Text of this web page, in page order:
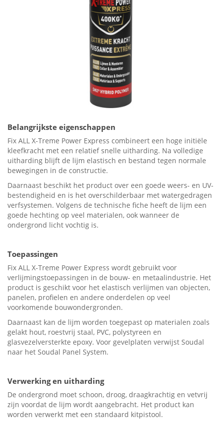
Belangrijkste eigenschappen
Fix ALL X-Treme Power Express combineert een hoge initiële
kleefkracht met een relatief snelle uitharding. Na volledige
uitharding blijft de lijm elastisch en bestand tegen normale
bewegingen in de constructie.
Daarnaast beschikt het product over een goede weers- en UV-
bestendigheid en is het overschilderbaar met watergedragen
verfsystemen. Volgens de technische fiche heeft de lijm een
goede hechting op veel materialen, ook wanneer de
ondergrond licht vochtig is.
Toepassingen
Fix ALL X-Treme Power Express wordt gebruikt voor
verlijmingstoepassingen in de bouw- en metaalindustrie. Het
product is geschikt voor het elastisch verlijmen van objecten,
panelen, profielen en andere onderdelen op veel
voorkomende bouwondergronden.
Daarnaast kan de lijm worden toegepast op materialen zoals
gelakt hout, roestvrij staal, PVC, polystyreen en
glasvezelversterkte epoxy. Voor gevelplaten verwijst Soudal
naar het Soudal Panel System.
Verwerking en uitharding
De ondergrond moet schoon, droog, draagkrachtig en vetvrij
zijn voordat de lijm wordt aangebracht. Het product kan
worden verwerkt met een standaard kitpistool.